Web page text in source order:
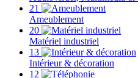
21
Ameublement
20
Matériel industriel
13
Intérieur & décoration
12